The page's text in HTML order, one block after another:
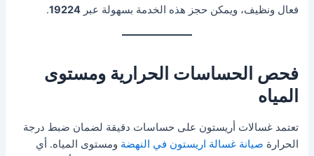
فعال ونظيف، ويمكن حجز هذه الخدمة بسهولة عبر19224
.
فحص الحساسات الحرارية ومستوى
المياه
تعتمد غسالات أريستون على حساسات دقيقة لضمان ضبط درجة
الحرارة صيانة غسالة اريستون في النهضة ومستوى المياه. أي